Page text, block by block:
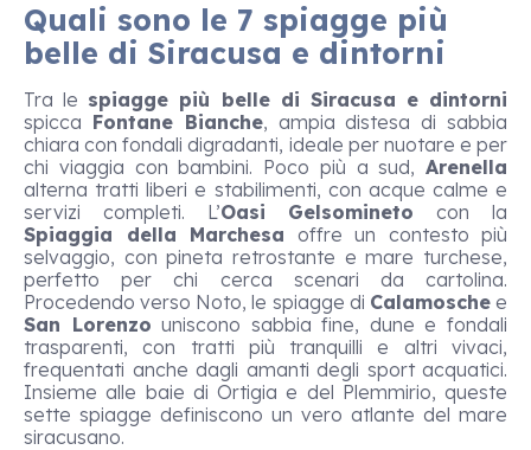
Quali sono le 7 spiagge più
belle di Siracusa e dintorni
Tra le spiagge più belle di Siracusa e dintorni
spicca Fontane Bianche, ampia distesa di sabbia
chiara con fondali digradanti, ideale per nuotare e per
chi viaggia con bambini. Poco più a sud, Arenella
alterna tratti liberi e stabilimenti, con acque calme e
servizi completi. L’Oasi Gelsomineto con la
Spiaggia della Marchesa offre un contesto più
selvaggio, con pineta retrostante e mare turchese,
perfetto per chi cerca scenari da cartolina.
Procedendo verso Noto, le spiagge di Calamoschee
San Lorenzo uniscono sabbia fine, dune e fondali
trasparenti, con tratti più tranquilli e altri vivaci,
frequentati anche dagli amanti degli sport acquatici.
Insieme alle baie di Ortigia e del Plemmirio, queste
sette spiagge definiscono un vero atlante del mare
siracusano.